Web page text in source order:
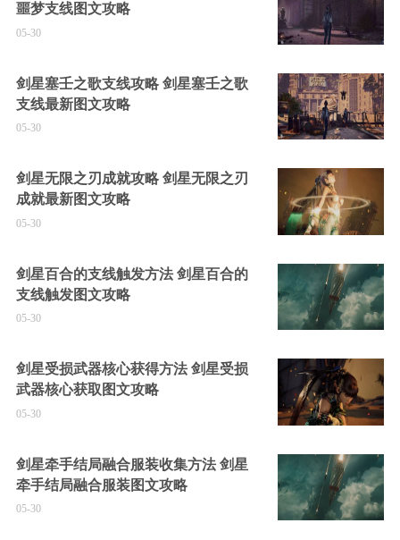
噩梦支线图文攻略
05-30
剑星塞壬之歌支线攻略 剑星塞壬之歌
支线最新图文攻略
05-30
剑星无限之刃成就攻略 剑星无限之刃
成就最新图文攻略
05-30
剑星百合的支线触发方法 剑星百合的
支线触发图文攻略
05-30
剑星受损武器核心获得方法 剑星受损
武器核心获取图文攻略
05-30
剑星牵手结局融合服装收集方法 剑星
牵手结局融合服装图文攻略
05-30